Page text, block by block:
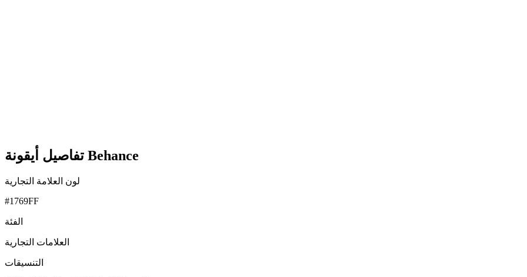
تفاصيل أيقونة Behance
لون العلامة التجارية
#1769FF
الفئة
العلامات التجارية
التنسيقات